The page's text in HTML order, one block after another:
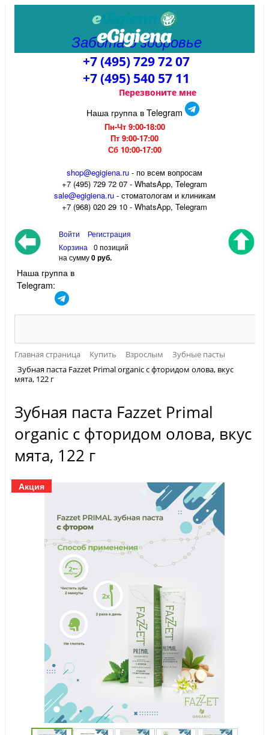
Забота о здоровье
+7 (495) 729 72 07
+7 (495) 540 57 11
Перезвоните мне
Наша группа в Telegram
Пн-Чт 9:00-18:00
Пт 9:00-17:00
Сб 10:00-17:00
shop@egigiena.ru - по всем вопросам
‎+7 (495) 729 72 07 - WhatsApp, Telegram
sale@egigiena.ru- стоматологам и клиникам
+7 (968) 020 29 10 - WhatsApp, Telegram
Войти
Регистрация
Корзина
0 позиций
на сумму0 руб.
Наша группа в
Telegram:
Главная страница Купить Взрослым
Зубные пасты
Зубная паста Fazzet Primal organic с фторидом олова, вкус
мята, 122 г
Зубная паста Fazzet Primal
organic с фторидом олова, вкус
мята, 122 г
Акция